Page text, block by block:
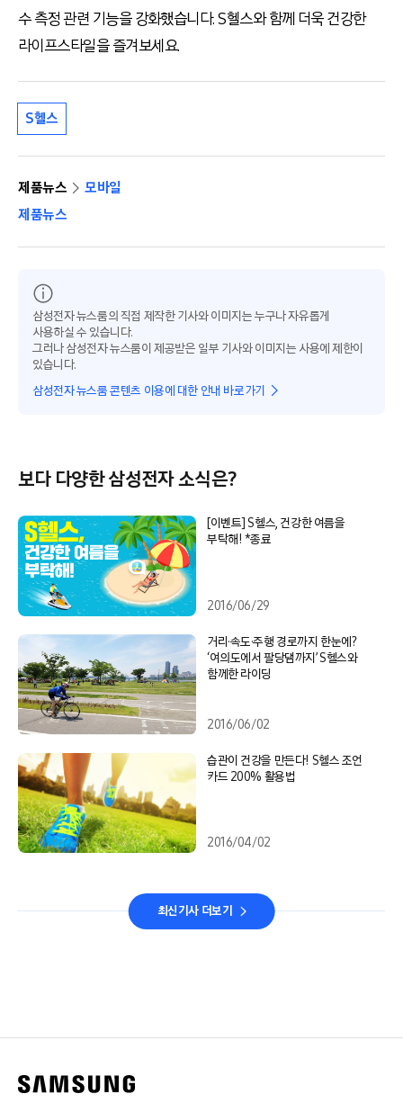
수 측정 관련 기능을 강화했습니다. S헬스와 함께 더욱 건강한
라이프스타일을 즐겨보세요.
S헬스
제품뉴스
모바일
제품뉴스
삼성전자 뉴스룸의 직접 제작한 기사와 이미지는 누구나 자유롭게
사용하실 수 있습니다.
그러나 삼성전자 뉴스룸이 제공받은 일부 기사와 이미지는 사용에 제한이
있습니다.
삼성전자 뉴스룸 콘텐츠 이용에 대한 안내 바로가기
보다 다양한 삼성전자 소식은?
[이벤트] S헬스, 건강한 여름을
부탁해! *종료
2016/06/29
거리·속도·주행 경로까지 한눈에?
‘여의도에서 팔당댐까지’ S헬스와
함께한 라이딩
2016/06/02
습관이 건강을 만든다! S헬스 조언
카드 200% 활용법
2016/04/02
최신기사 더보기